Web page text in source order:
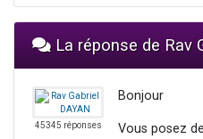
La réponse de Rav
45345 réponses
Bonjour
Vous posez